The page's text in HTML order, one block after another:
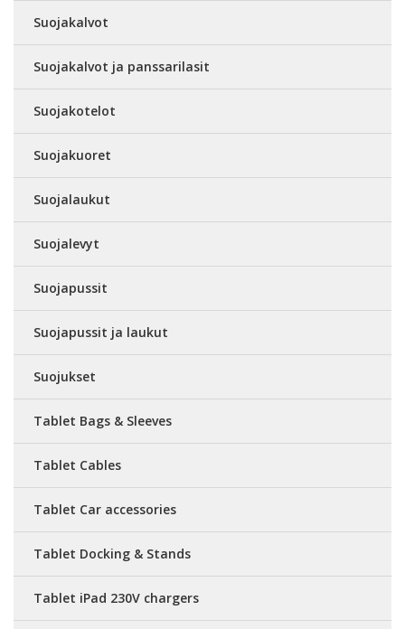
Suojakalvot
Suojakalvot ja panssarilasit
Suojakotelot
Suojakuoret
Suojalaukut
Suojalevyt
Suojapussit
Suojapussit ja laukut
Suojukset
Tablet Bags & Sleeves
Tablet Cables
Tablet Car accessories
Tablet Docking & Stands
Tablet iPad 230V chargers